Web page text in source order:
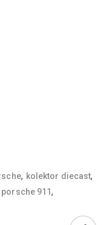
, kolektor diecast,
porsche 911,